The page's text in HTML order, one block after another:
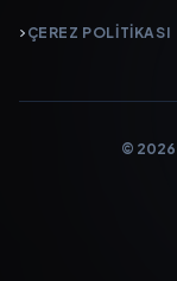
ÇEREZ POLITIKASI
© 2026